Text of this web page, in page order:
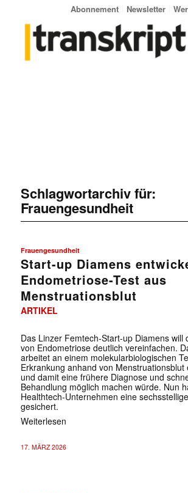
Abonnement Newsletter
Schlagwortarchiv für:
Frauengesundheit
Frauengesundheit
Start-up Diamens
Endometriose-Test aus
Menstruationsblut
ARTIKEL
Das Linzer Femtech-Start-up Diamens will
von Endometriose deutlich vereinfachen.
arbeitet an einem molekularbiologischen
Erkrankung anhand von Menstruationsblut
und damit eine frühere Diagnose und
Behandlung möglich machen würde. Nun
Healthtech-Unternehmen eine
gesichert.
Weiterlesen
17. MÄRZ 2026